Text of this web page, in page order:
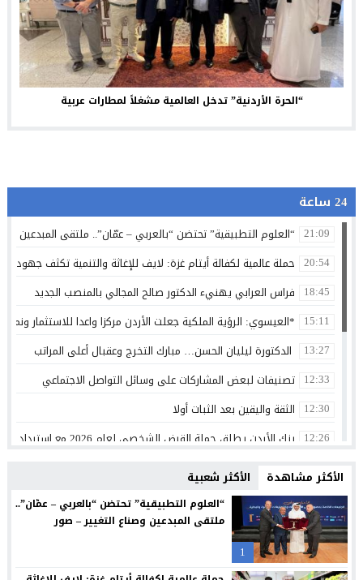
“الحرة الأردنية” تدخل العالمية مشغلاً لمطارات عربية
24 ساعة
21:09 “العلوم التطبيقية” تحتضن “بالعربي – عمّان”.. ملتقى المبدعين
20:54 حملة عالمية لكفالة أيتام غزة: لايف للإغاثة والتنمية تكثف
18:45 فراس العرابي يهنيء الدكتور صالح المجالي بالمنصب الجديد
15:11 *العيسوي: الرؤية الملكية جعلت الأردن مركزا واعدا للاستثمار
13:27 الدكتورة ليليان الحسن… مبارك التخرج وعقبال أعلى المراتب
12:33 تصنيفات لبعض المشاركات على وسائل التواصل الاجتماعي
12:30 الثقة واليقين بعد الثبات أولا
12:26 بنك الأردن يطلق حملة القرض الشخصي لعام 2026 مع استرداد نقدي
شراكة بين “طلبات الأردن” ومؤسسة تضامن لتسهيل التبرعات
12:21 سامسونج تعيد تصميم الشاشة بما يتوافق مع الطريقة التي
12:18 البنك الأردني الكويتي يوقع اتفاقية تعاون مع الشركة الأردنية
12:13 مجابهة الاحتيال الإلكتروني مسؤولية مشتركة
الأكثر مشاهدة الأكثر شعبية
1
“العلوم التطبيقية” تحتضن “بالعربي – عمّان”..
ملتقى المبدعين وصناع التغيير – صور